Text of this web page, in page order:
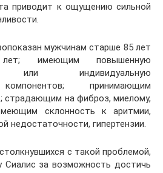
приводит к ощущению сильной
мужчинам старше 85 лет
имеющим повышенную
или индивидуальную
принимающим
страдающим на фиброз, миелому,
склонность к аритмии,
недостаточности, гипертензии.
с такой проблемой,
Сиалис за возможность достичь